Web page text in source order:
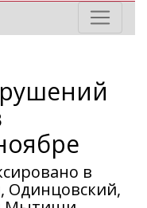
в
Одинцовский,